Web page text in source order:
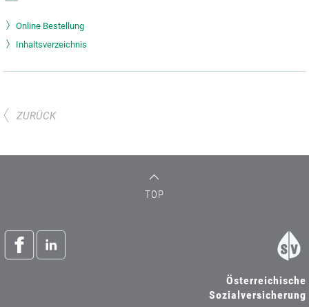
Online Bestellung
Inhaltsverzeichnis
ZURÜCK
TOP
Österreichische
Sozialversicherung